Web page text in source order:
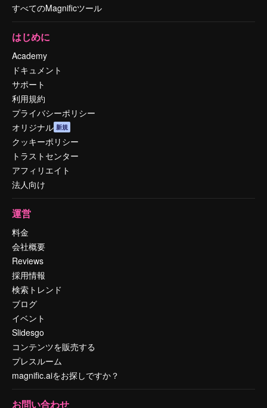
すべてのMagnificツール
はじめに
Academy
ドキュメント
サポート
利用規約
プライバシーポリシー
オリジナル 新規
クッキーポリシー
トラストセンター
アフィリエイト
法人向け
運営
料金
会社概要
Reviews
採用情報
検索トレンド
ブログ
イベント
Slidesgo
コンテンツを販売する
プレスルーム
magnific.aiをお探しですか？
お問い合わせ